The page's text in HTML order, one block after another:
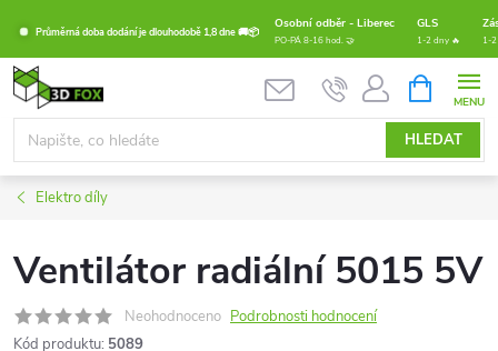
obsah
Průměrná doba dodání je dlouhodobě 1,8 dne 🚚📦
Osobní odběr - Liberec GLS
PO-PÁ 8-16 hod. 🤝 1-2 dny 🔥 1-
HLEDAT
NÁKUPNÍ
KOŠÍK
Elektro díly
Ventilátor radiální 5015 5V
Neohodnoceno Podrobnosti hodnocení
Kód produktu: 5089